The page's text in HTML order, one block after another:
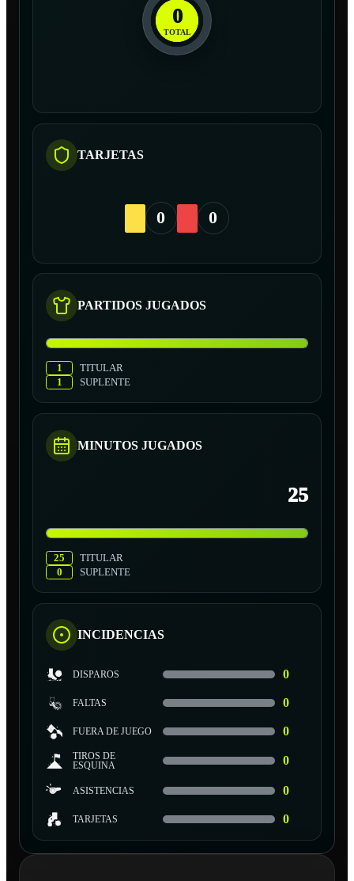
0
TOTAL
TARJETAS
0 0
PARTIDOS JUGADOS
1
TITULAR
1
SUPLENTE
MINUTOS JUGADOS
25
25
TITULAR
0
SUPLENTE
INCIDENCIAS
DISPAROS 0
FALTAS 0
FUERA DE JUEGO 0
TIROS DE
ESQUINA
0
ASISTENCIAS 0
TARJETAS 0